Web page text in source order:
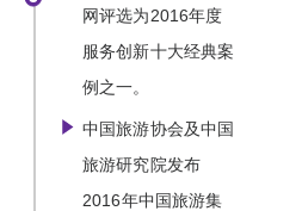
网评选为2016年度
服务创新十大经典案
例之一。
中国旅游协会及中国
旅游研究院发布
2016年中国旅游集